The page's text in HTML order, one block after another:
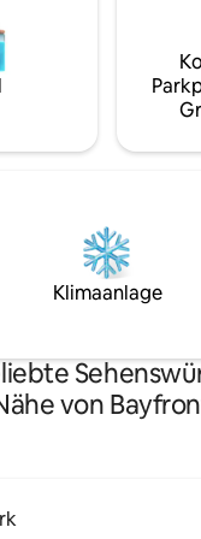
Klimaanlage
von